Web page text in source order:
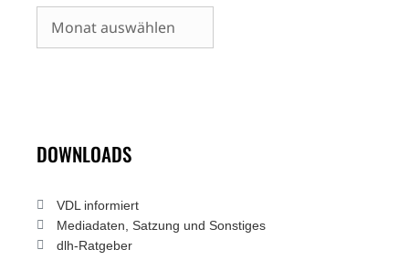
Archiv
DOWNLOADS
VDL informiert
Mediadaten, Satzung und Sonstiges
dlh-Ratgeber